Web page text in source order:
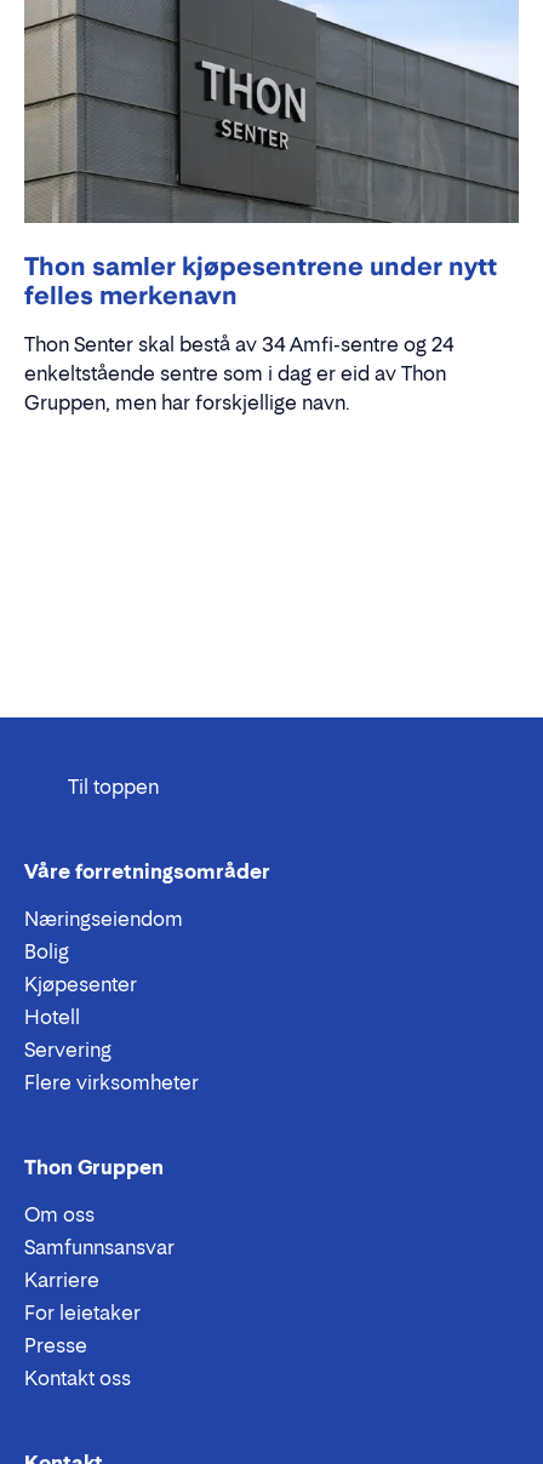
Thon samler kjøpesentrene under nytt
felles merkenavn
Thon Senter skal bestå av 34 Amfi-sentre og 24
enkeltstående sentre som i dag er eid av Thon
Gruppen, men har forskjellige navn.
Til toppen
Våre forretningsområder
Næringseiendom
Bolig
Kjøpesenter
Hotell
Servering
Flere virksomheter
Thon Gruppen
Om oss
Samfunnsansvar
Karriere
For leietaker
Presse
Kontakt oss
Epost:
Telefon: